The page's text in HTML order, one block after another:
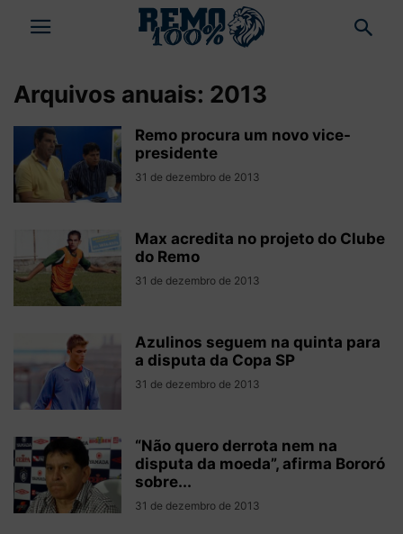
Arquivos anuais: 2013
Remo procura um novo vice-
presidente
31 de dezembro de 2013
Max acredita no projeto do Clube
do Remo
31 de dezembro de 2013
Azulinos seguem na quinta para
a disputa da Copa SP
31 de dezembro de 2013
“Não quero derrota nem na
disputa da moeda”, afirma Bororó
sobre...
31 de dezembro de 2013